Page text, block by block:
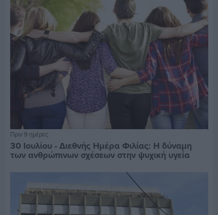
Πριν 9 ημέρες
30 Ιουλίου - Διεθνής Ημέρα Φιλίας: Η δύναμη
των ανθρώπινων σχέσεων στην ψυχική υγεία